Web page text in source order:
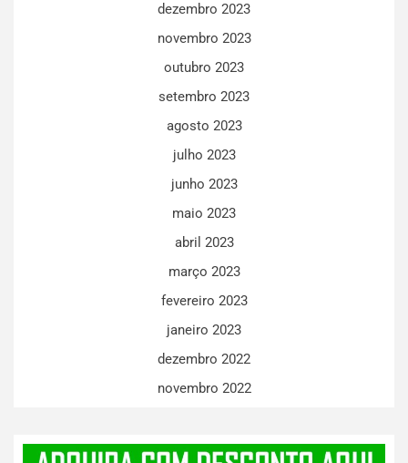
dezembro 2023
novembro 2023
outubro 2023
setembro 2023
agosto 2023
julho 2023
junho 2023
maio 2023
abril 2023
março 2023
fevereiro 2023
janeiro 2023
dezembro 2022
novembro 2022